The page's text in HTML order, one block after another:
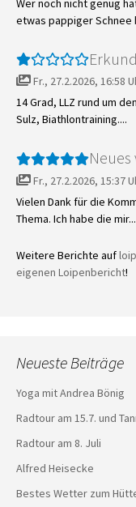
Wer noch nicht genug
etwas pappiger Schnee
Fr., 27.2.2026, 16:58
14 Grad, LLZ rund um
Sulz, Biathlontraining....
Fr., 27.2.2026, 15:37
Vielen Dank für die
Thema. Ich habe die mir...
Weitere Berichte auf
eigenen Loipenbericht!
Neueste Beiträge
Yoga mit Andrea Bönig
Radtour am 15.7. und
Radtour am 8. Juli
Alfred Heisecke
Bestes Wetter zum